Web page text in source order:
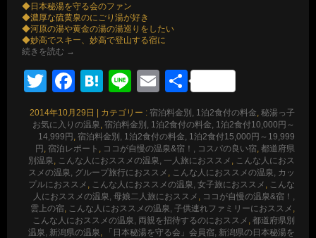
◆日本秘湯を守る会のファン
◆濃厚な硫黄泉のにごり湯が好き
◆河原の湯や黄金の湯の湯巡りをしたい
◆妙高でスキー、妙高で登山する宿に
続きを読む →
Twitter
Facebook
Hatena
LineEmail
共
有
2014年10月29日 | カテゴリー : 宿泊料金別, 1泊2食付の料金 秘湯っ子
お気に入りの温泉 宿泊料金別, 1泊2食付の料金, 1泊2食付10,000円～
14,999円 宿泊料金別, 1泊2食付の料金, 1泊2食付15,000円～19,999
円 宿泊レポート ココが自慢の温泉&宿！, コスパの良い宿 都道府県
別温泉
こんな人におススメの温泉, 一人旅におススメ
こんな人におス
スメの温泉, グループ旅行におススメ
こんな人におススメの温泉, カッ
プルにおススメ
こんな人におススメの温泉, 女子旅におススメ
こんな
人におススメの温泉, 母娘二人旅におススメ
ココが自慢の温泉&宿！,
雲上の宿
こんな人におススメの温泉, 子供連れファミリーにおススメ
こんな人におススメの温泉, 両親を招待するのにおススメ 都道府県別
温泉, 新潟県の温泉
「日本秘湯を守る会」会員宿, 新潟県の日本秘湯を